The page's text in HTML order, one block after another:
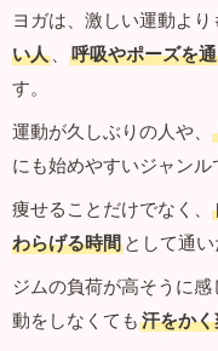
ヨガは、激しい運動より
い人 、 呼吸やポーズを
す。
運動が久しぶりの人や、
にも始めやすいジャンル
痩せることだけでなく、
わらげる時間 として通い
ジムの負荷が高そうに
動をしなくても 汗をか